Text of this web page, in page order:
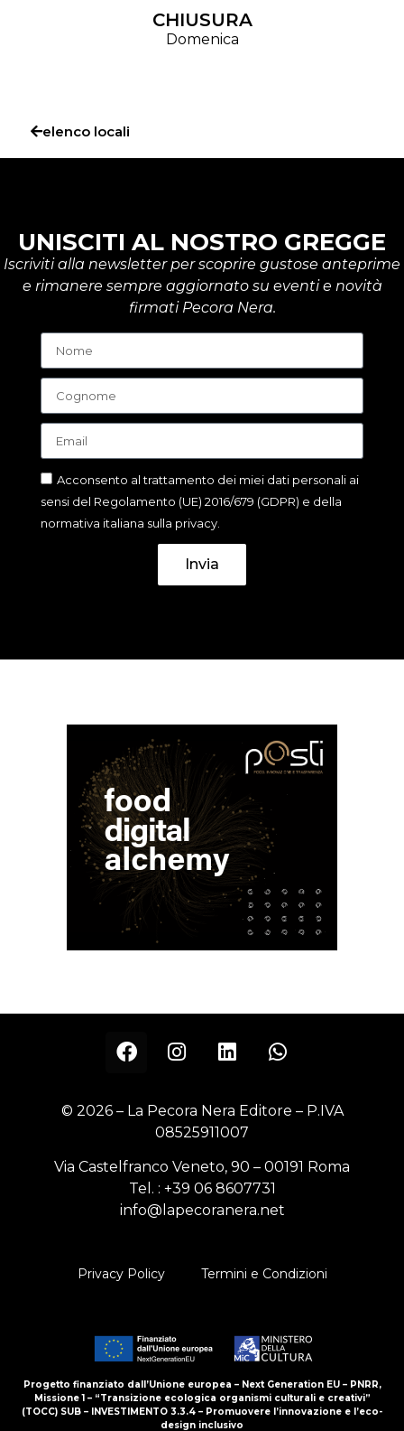
CHIUSURA
Domenica
elenco locali
UNISCITI AL NOSTRO GREGGE
Iscriviti alla newsletter per scoprire gustose anteprime
e rimanere sempre aggiornato su eventi e novità
firmati Pecora Nera.
Acconsento al trattamento dei miei dati personali ai
sensi del Regolamento (UE) 2016/679 (GDPR) e della
normativa italiana sulla privacy.
Invia
© 2026 – La Pecora Nera Editore – P.IVA
08525911007
Via Castelfranco Veneto, 90 – 00191 Roma
Tel. : +39 06 8607731
info@lapecoranera.net
Privacy Policy Termini e Condizioni
Progetto finanziato dall’Unione europea – Next Generation EU – PNRR,
Missione 1 – “Transizione ecologica organismi culturali e creativi”
(TOCC) SUB – INVESTIMENTO 3.3.4 – Promuovere l’innovazione e l’eco-
design inclusivo